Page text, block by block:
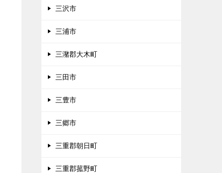
三沢市
三浦市
三潴郡大木町
三田市
三豊市
三郷市
三重郡朝日町
三重郡菰野町